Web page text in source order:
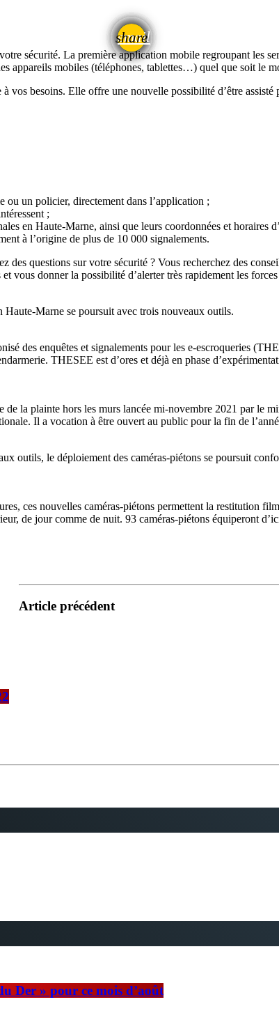
share
email
sécurité. La première application mobile regroupant les
appareils mobiles (téléphones, tablettes…) quel que soit le
vos besoins. Elle offre une nouvelle possibilité d’être
ou un policier, directement dans l’application ;
;
en Haute-Marne, ainsi que leurs coordonnées et horaires
à l’origine de plus de 10 000 signalements.
des questions sur votre sécurité ? Vous recherchez des
vous donner la possibilité d’alerter très rapidement les
Marne se poursuit avec trois nouveaux outils.
des enquêtes et signalements pour les e-escroqueries
THESEE est d’ores et déjà en phase
la plainte hors les murs lancée mi-novembre 2021 par le
Il a vocation à être ouvert au public pour la fin de
outils, le déploiement des caméras-piétons se poursuit
ces nouvelles caméras-piétons permettent la restitution
de jour comme de nuit. 93 caméras-piétons équiperont
Article précédent
Der » pour ce mois d’août